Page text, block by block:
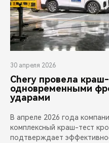
30 апреля 2026
Chery провела
одновременными
ударами
В апреле 2026 года
комплексный краш-тест
подтверждает